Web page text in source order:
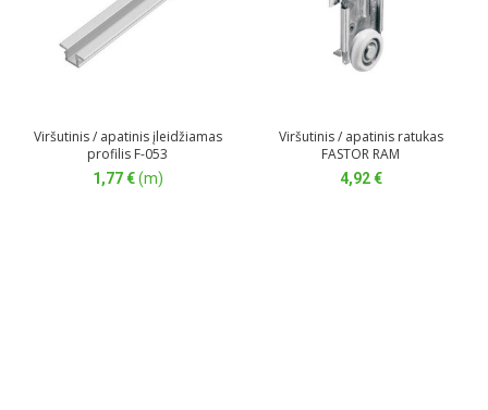
Viršutinis / apatinis įleidžiamas
profilis F-053
1,77€ (m)
Viršutinis / apatinis ratukas
FASTOR RAM
4,92€